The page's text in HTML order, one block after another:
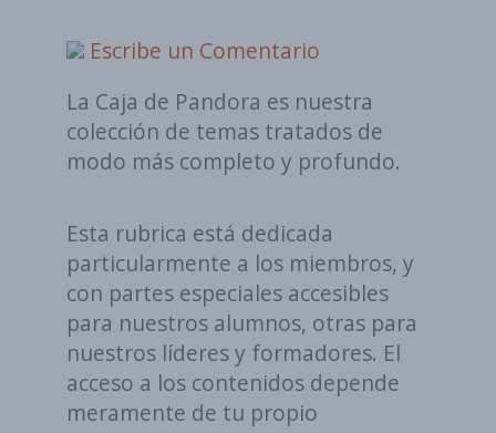
Escribe un Comentario
La Caja de Pandora es nuestra
colección de temas tratados de
modo más completo y profundo.
Esta rubrica está dedicada
particularmente a los miembros, y
con partes especiales accesibles
para nuestros alumnos, otras para
nuestros líderes y formadores. El
acceso a los contenidos depende
meramente de tu propio